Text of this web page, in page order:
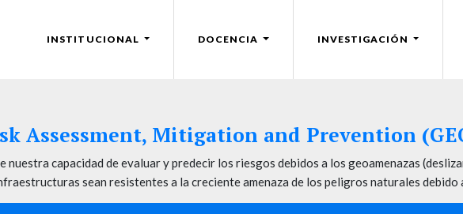
INSTITUCIONAL DOCENCIA INVESTIGACIÓN
Assessment, Mitigation and Prevention
capacidad de evaluar y predecir los riesgos debidos a los geoamenazas
sean resistentes a la creciente amenaza de los peligros naturales debido